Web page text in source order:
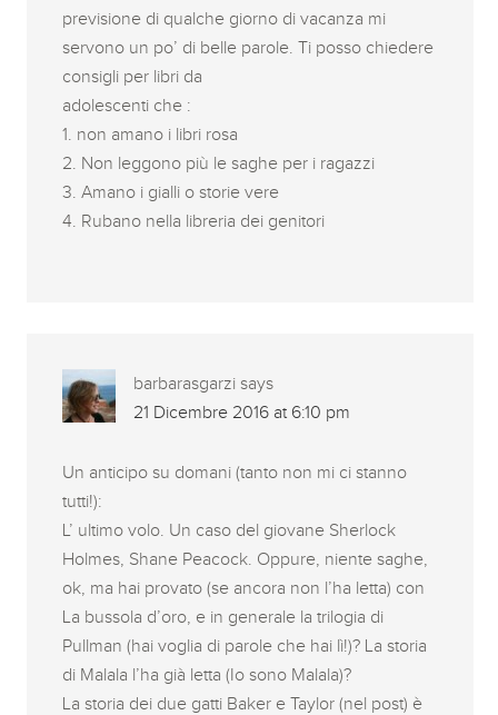
previsione di qualche giorno di vacanza mi
servono un po’ di belle parole. Ti posso chiedere
consigli per libri da
adolescenti che :
1. non amano i libri rosa
2. Non leggono più le saghe per i ragazzi
3. Amano i gialli o storie vere
4. Rubano nella libreria dei genitori
barbarasgarzi says
21 Dicembre 2016 at 6:10 pm
Un anticipo su domani (tanto non mi ci stanno
tutti!):
L’ ultimo volo. Un caso del giovane Sherlock
Holmes, Shane Peacock. Oppure, niente saghe,
ok, ma hai provato (se ancora non l’ha letta) con
La bussola d’oro, e in generale la trilogia di
Pullman (hai voglia di parole che hai lì!)? La storia
di Malala l’ha già letta (Io sono Malala)?
La storia dei due gatti Baker e Taylor (nel post) è